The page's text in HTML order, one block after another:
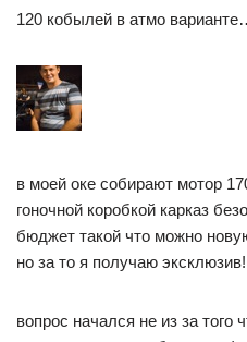
120 кобылей в атмо
в моей оке собирают мотор
гоночной коробкой карказ
бюджет такой что можно
но за то я получаю эксклюзив!
вопрос начался не из за того